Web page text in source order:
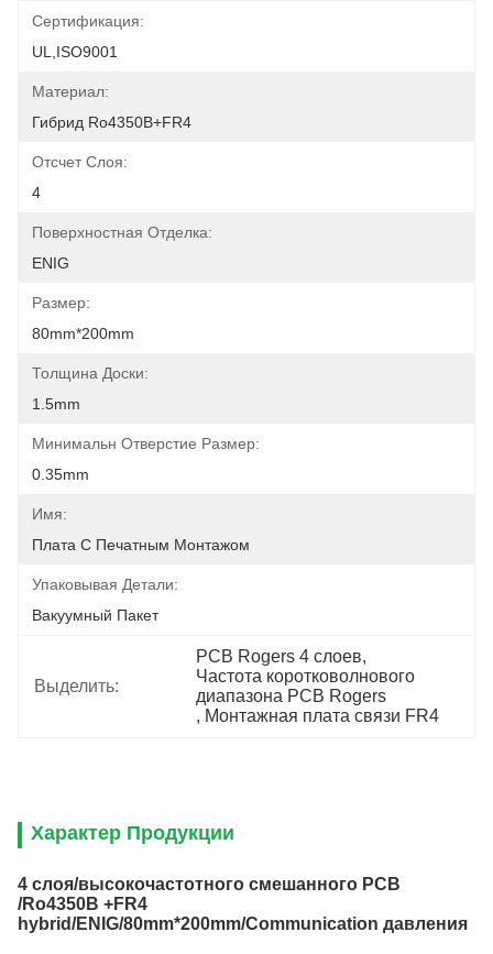
Сертификация:
UL,ISO9001
Материал:
Гибрид Ro4350B+FR4
Отсчет Слоя:
4
Поверхностная Отделка:
ENIG
Размер:
80mm*200mm
Толщина Доски:
1.5mm
Минимальн Отверстие Размер:
0.35mm
Имя:
Плата С Печатным Монтажом
Упаковывая Детали:
Вакуумный Пакет
Выделить:
PCB Rogers 4 слоев,
Частота коротковолнового
диапазона PCB Rogers
, Монтажная плата связи FR4
Характер Продукции
4 слоя/высокочастотного смешанного PCB
/Ro4350B +FR4
hybrid/ENIG/80mm*200mm/Communication давления